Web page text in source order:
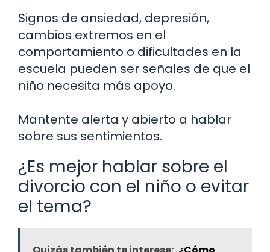
Signos de ansiedad, depresión,
cambios extremos en el
comportamiento o dificultades en la
escuela pueden ser señales de que el
niño necesita más apoyo.
Mantente alerta y abierto a hablar
sobre sus sentimientos.
¿Es mejor hablar sobre el
divorcio con el niño o evitar
el tema?